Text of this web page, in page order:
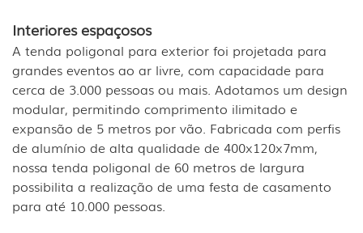
Interiores espaçosos
A tenda poligonal para exterior foi projetada para
grandes eventos ao ar livre, com capacidade para
cerca de 3.000 pessoas ou mais. Adotamos um design
modular, permitindo comprimento ilimitado e
expansão de 5 metros por vão. Fabricada com perfis
de alumínio de alta qualidade de 400x120x7mm,
nossa tenda poligonal de 60 metros de largura
possibilita a realização de uma festa de casamento
para até 10.000 pessoas.